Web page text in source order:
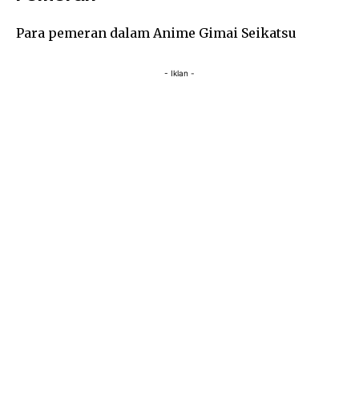
Para pemeran dalam Anime Gimai Seikatsu
- Iklan -